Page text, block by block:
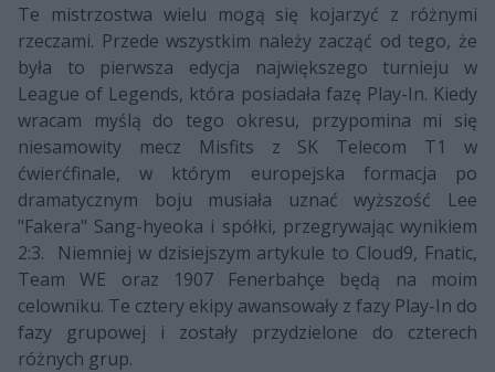
Te mistrzostwa wielu mogą się kojarzyć z różnymi
rzeczami. Przede wszystkim należy zacząć od tego, że
była to pierwsza edycja największego turnieju w
League of Legends, która posiadała fazę Play-In. Kiedy
wracam myślą do tego okresu, przypomina mi się
niesamowity mecz Misfits z SK Telecom T1 w
ćwierćfinale, w którym europejska formacja po
dramatycznym boju musiała uznać wyższość Lee
"Fakera" Sang-hyeoka i spółki, przegrywając wynikiem
2:3. Niemniej w dzisiejszym artykule to Cloud9, Fnatic,
Team WE oraz 1907 Fenerbahçe będą na moim
celowniku. Te cztery ekipy awansowały z fazy Play-In do
fazy grupowej i zostały przydzielone do czterech
różnych grup.